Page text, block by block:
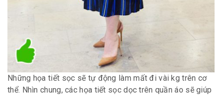
Những họa tiết sọc sẽ tự động làm mất đi vài kg trên cơ
thể. Nhìn chung, các họa tiết sọc dọc trên quần áo sẽ giúp